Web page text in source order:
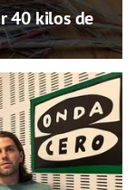
40 kilos de